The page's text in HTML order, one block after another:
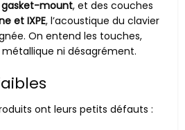
gasket-mount, et des couches
et IXPE, l’acoustique du clavier
On entend les touches,
ni désagrément.
ont leurs petits défauts :